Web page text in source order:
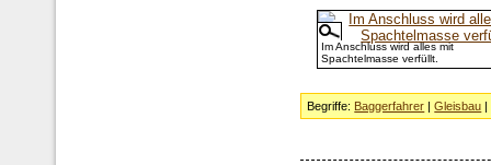
Im Anschluss wird alles mit
Spachtelmasse verfüllt.
Begriffe: Baggerfahrer |Gleisbau